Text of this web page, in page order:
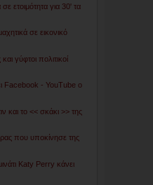
ετοιμότητα για 30' τα
σε εικονικό
γύφτοι πολιτικοί
Facebook - YouTube ο
και το << σκάκι >> της
που υποκίνησε της
Katy Perry κάνει